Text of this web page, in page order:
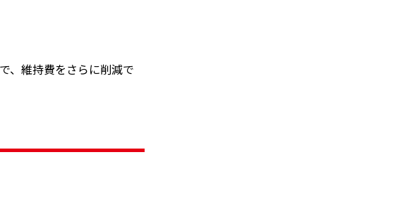
、維持費をさらに削減で